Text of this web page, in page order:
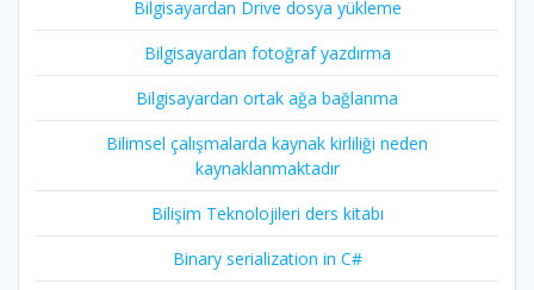
Bilgisayardan Drive dosya yükleme
Bilgisayardan fotoğraf yazdırma
Bilgisayardan ortak ağa bağlanma
Bilimsel çalışmalarda kaynak kirliliği neden
kaynaklanmaktadır
Bilişim Teknolojileri ders kitabı
Binary serialization in C#